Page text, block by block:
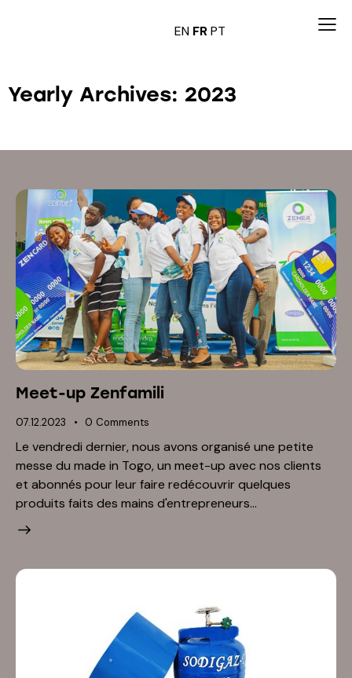
EN FRPT
Yearly Archives: 2023
Meet-up Zenfamili
07.12.2023 0 Comments
Le vendredi dernier, nous avons organisé une petite
messe du made in Togo, un meet-up avec nos clients
et abonnés pour leur faire redécouvrir quelques
produits faits des mains d'entrepreneurs…